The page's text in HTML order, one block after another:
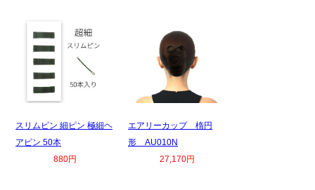
スリムピン 細ピン 極細ヘ
アピン 50本
880円
エアリーカップ 楕円
形 AU010N
27,170円